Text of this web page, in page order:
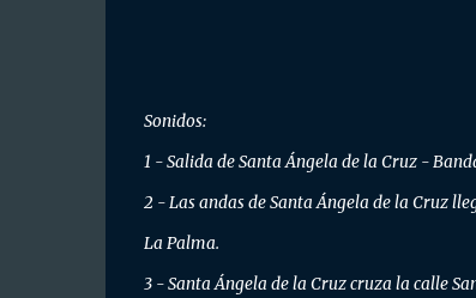
Sonidos:
1 - Salida de Santa Ángela de la Cruz -
2 - Las andas de Santa Ángela de la Cruz
La Palma.
3 - Santa Ángela de la Cruz cruza la calle